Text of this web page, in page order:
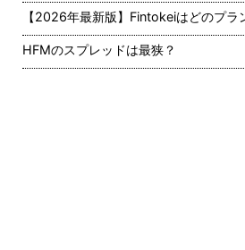
【2026年最新版】Fintokeiはどのプラ
HFMのスプレッドは最狭？